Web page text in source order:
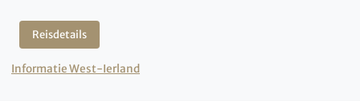
Reisdetails
Informatie West-Ierland